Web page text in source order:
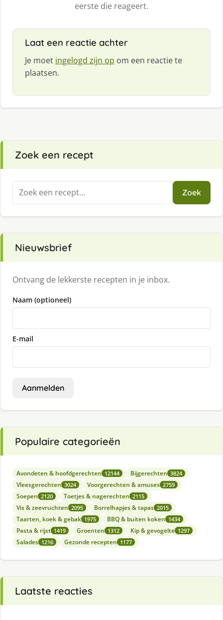
eerste die reageert.
Laat een reactie achter
Je moet ingelogd zijn op om een reactie te
plaatsen.
Zoek een recept
Zoeken
naar:
Zoek
Nieuwsbrief
Ontvang de lekkerste recepten in je inbox.
Naam (optioneel)
E-mail
Aanmelden
Populaire categorieën
Avondeten & hoofdgerechten 12144 Bijgerechten 3824
Vleesgerechten 3024 Voorgerechten & amuses 2759
Soepen 2120 Toetjes & nagerechten 2115
Vis & zeevruchten 2095 Borrelhapjes & tapas 2015
Taarten, koek & gebak 1975 BBQ & buiten koken 1434
Pasta & rijst 1419 Groenten 1312 Kip & gevogelte 1297
Salades 1216 Gezonde recepten 1177
Laatste reacties